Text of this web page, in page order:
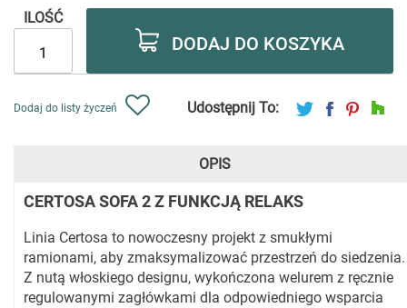
ILOŚĆ
DODAJ DO KOSZYKA
Dodaj do listy życzeń Udostępnij To:
OPIS
CERTOSA SOFA 2 Z FUNKCJĄ RELAKS
Linia Certosa to nowoczesny projekt z smukłymi
ramionami, aby zmaksymalizować przestrzeń do siedzenia.
Z nutą włoskiego designu, wykończona welurem z ręcznie
regulowanymi zagłówkami dla odpowiedniego wsparcia